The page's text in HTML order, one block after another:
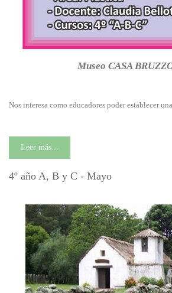
Museo CASA
Nos interesa como educadores poder establecer
Leer más...
4º año A, B y C - Mayo